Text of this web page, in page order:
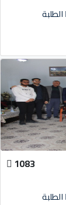
الطلبة
1083
الطلبة